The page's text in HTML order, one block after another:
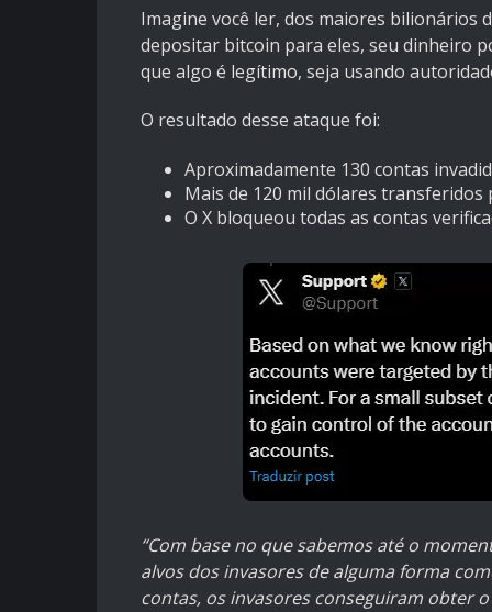
Imagine você ler, dos maiores bilionários
depositar bitcoin para eles, seu dinheiro
que algo é legítimo, seja usando
O resultado desse ataque foi:
Aproximadamente 130 contas
Mais de 120 mil dólares transferidos
O X bloqueou todas as contas
“Com base no que sabemos até o
alvos dos invasores de alguma forma
contas, os invasores conseguiram obter